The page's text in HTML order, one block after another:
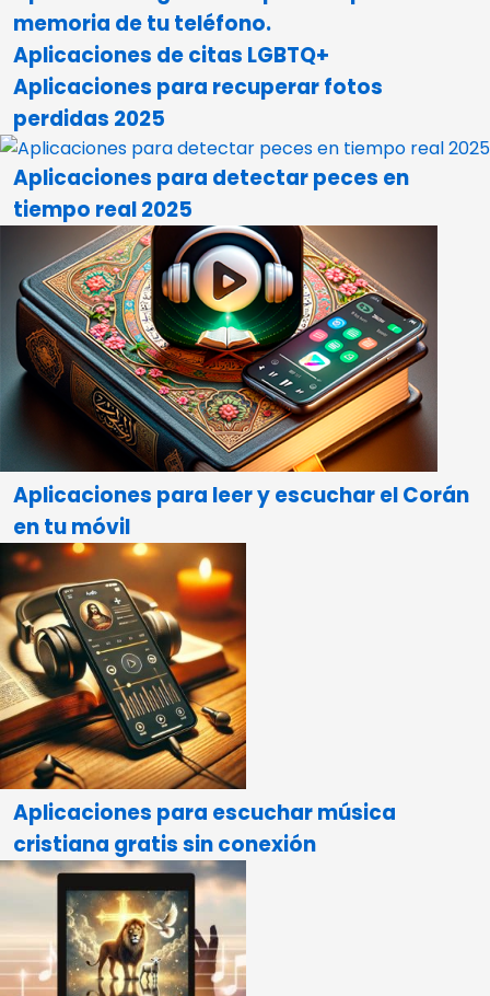
memoria de tu teléfono.
Aplicaciones de citas LGBTQ+
Aplicaciones para recuperar fotos
perdidas 2025
Aplicaciones para detectar peces en
tiempo real 2025
Aplicaciones para leer y escuchar el Corán
en tu móvil
Aplicaciones para escuchar música
cristiana gratis sin conexión